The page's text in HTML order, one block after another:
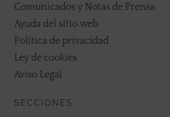
Comunicados y Notas de Prensa
Ayuda del sitio web
Política de privacidad
Ley de cookies
Aviso Legal
SECCIONES